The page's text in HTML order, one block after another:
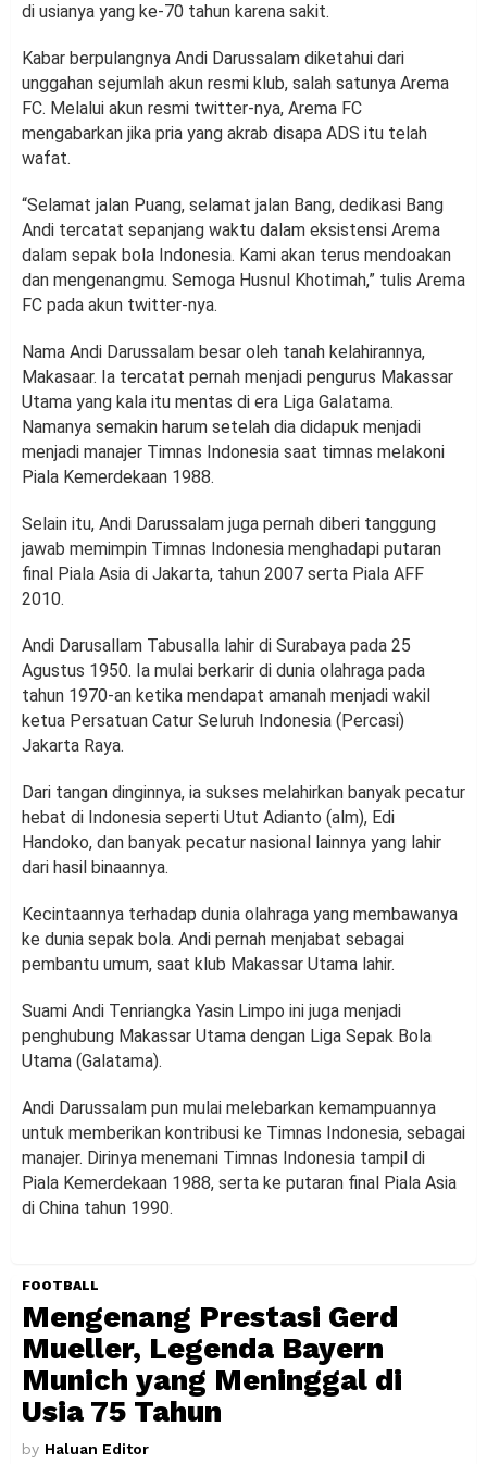
di usianya yang ke-70 tahun karena sakit.
Kabar berpulangnya Andi Darussalam diketahui dari
unggahan sejumlah akun resmi klub, salah satunya Arema
FC. Melalui akun resmi twitter-nya, Arema FC
mengabarkan jika pria yang akrab disapa ADS itu telah
wafat.
“Selamat jalan Puang, selamat jalan Bang, dedikasi Bang
Andi tercatat sepanjang waktu dalam eksistensi Arema
dalam sepak bola Indonesia. Kami akan terus mendoakan
dan mengenangmu. Semoga Husnul Khotimah,” tulis Arema
FC pada akun twitter-nya.
Nama Andi Darussalam besar oleh tanah kelahirannya,
Makasaar. Ia tercatat pernah menjadi pengurus Makassar
Utama yang kala itu mentas di era Liga Galatama.
Namanya semakin harum setelah dia didapuk menjadi
menjadi manajer Timnas Indonesia saat timnas melakoni
Piala Kemerdekaan 1988.
Selain itu, Andi Darussalam juga pernah diberi tanggung
jawab memimpin Timnas Indonesia menghadapi putaran
final Piala Asia di Jakarta, tahun 2007 serta Piala AFF
2010.
Andi Darusallam Tabusalla lahir di Surabaya pada 25
Agustus 1950. Ia mulai berkarir di dunia olahraga pada
tahun 1970-an ketika mendapat amanah menjadi wakil
ketua Persatuan Catur Seluruh Indonesia (Percasi)
Jakarta Raya.
Dari tangan dinginnya, ia sukses melahirkan banyak pecatur
hebat di Indonesia seperti Utut Adianto (alm), Edi
Handoko, dan banyak pecatur nasional lainnya yang lahir
dari hasil binaannya.
Kecintaannya terhadap dunia olahraga yang membawanya
ke dunia sepak bola. Andi pernah menjabat sebagai
pembantu umum, saat klub Makassar Utama lahir.
Suami Andi Tenriangka Yasin Limpo ini juga menjadi
penghubung Makassar Utama dengan Liga Sepak Bola
Utama (Galatama).
Andi Darussalam pun mulai melebarkan kemampuannya
untuk memberikan kontribusi ke Timnas Indonesia, sebagai
manajer. Dirinya menemani Timnas Indonesia tampil di
Piala Kemerdekaan 1988, serta ke putaran final Piala Asia
di China tahun 1990.
FOOTBALL
Mengenang Prestasi Gerd
Mueller, Legenda Bayern
Munich yang Meninggal di
Usia 75 Tahun
by Haluan Editor